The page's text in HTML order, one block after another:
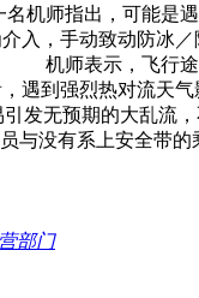
师指出，可能是
入，手动致动防冰
机师表示，飞行
，遇到强烈热对流
发无预期的大乱流
没有系上安全带
部门